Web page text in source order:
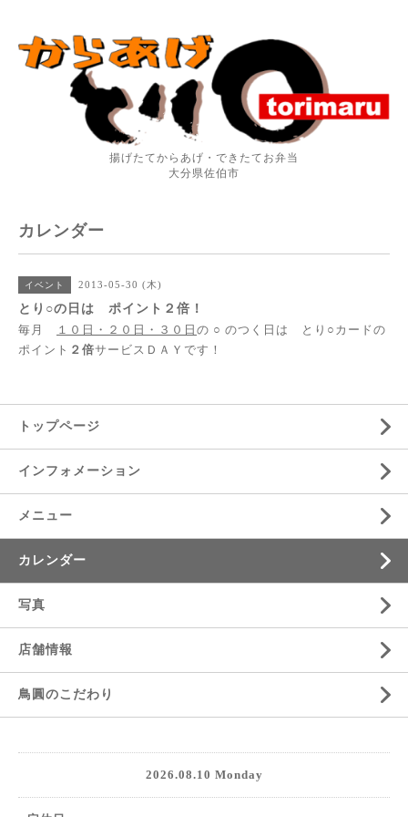
揚げたてからあげ・できたてお弁当
大分県佐伯市
カレンダー
イベント 2013-05-30 (木)
とり○の日は ポイント２倍！
毎月
１０日・２０日・３０日 の ○ のつく日は とり○カードの
ポイント ２倍サービスＤＡＹです！
トップページ
インフォメーション
メニュー
カレンダー
写真
店舗情報
鳥圓のこだわり
2026.08.10 Monday